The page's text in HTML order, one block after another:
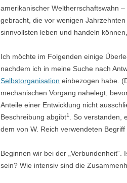
amerikanischer Weltherrschaftswahn
gebracht, die vor wenigen
sinnvollsten leben und handeln
Ich möchte im Folgenden einige
nachdem ich in meine Suche nach
Selbstorganisation einbezogen habe.
mechanischen Vorgang nahelegt,
Anteile einer Entwicklung nicht
Beschreibung abgibt1
. So verstanden,
dem von W. Reich verwendeten Begriff
Beginnen wir bei der
sein? Wie intensiv sind die